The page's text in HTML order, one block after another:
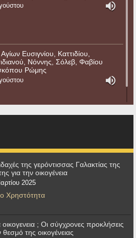
Ευσιγνίου, Καττιδίου,
Νόννης, Σόλεβ, Φαβίου
Ρώμης
της γερόντισσας Γαλακτίας της
για την οικογένεια
2025
Χρηστότητα
οικογενεια ; Οι σύγχρονες προκλήσεις
θεσμό της οικογένειας